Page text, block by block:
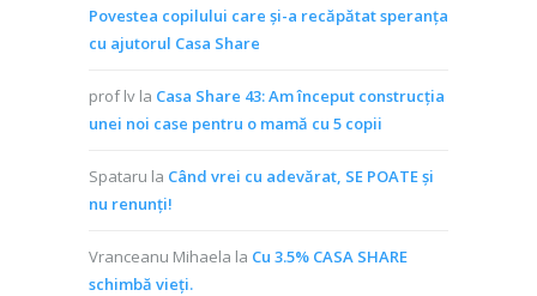
Povestea copilului care și-a recăpătat speranța
cu ajutorul Casa Share
prof lv la Casa Share 43: Am început construcția
unei noi case pentru o mamă cu 5 copii
Spataru la Când vrei cu adevărat, SE POATE și
nu renunți!
Vranceanu Mihaela la Cu 3.5% CASA SHARE
schimbă vieţi.